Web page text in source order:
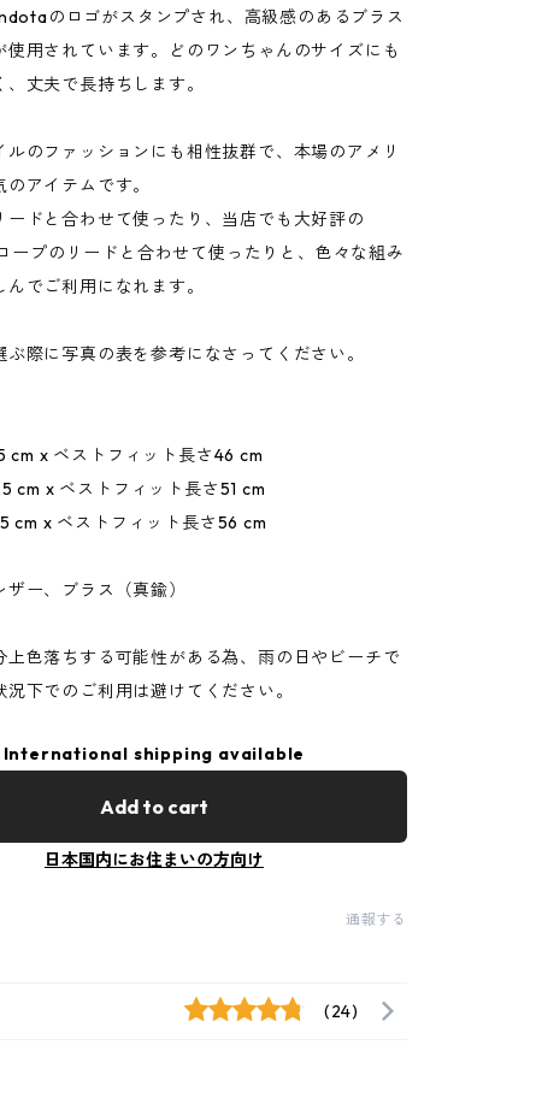
のロゴがスタンプされ、高級感のあるブラス
使用されています。どのワンちゃんのサイズにも
丈夫で長持ちします。
ルのファッションにも相性抜群で、本場のアメリ
アイテムです。
ードと合わせて使ったり、当店でも大好評の
ープのリードと合わせて使ったりと、色々な組み
でご利用になれます。
ぶ際に写真の表を参考になさってください。
cm x ベストフィット長さ46 cm
cm x ベストフィット長さ51 cm
cm x ベストフィット長さ56 cm
ー、ブラス（真鍮）
上色落ちする可能性がある為、雨の日やビーチで
況下でのご利用は避けてください。
International shipping available
Add to cart
日本国内にお住まいの方向け
通報する
(24)